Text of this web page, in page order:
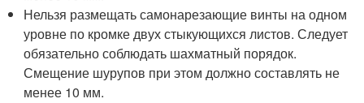
Нельзя размещать самонарезающие винты на одном
уровне по кромке двух стыкующихся листов. Следует
обязательно соблюдать шахматный порядок.
Смещение шурупов при этом должно составлять не
менее 10 мм.